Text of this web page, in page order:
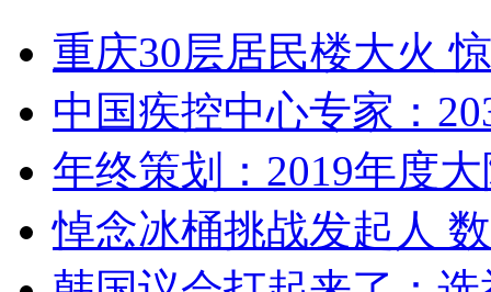
重庆30层居民楼大火
中国疾控中心专家：
年终策划：2019年度
悼念冰桶挑战发起人